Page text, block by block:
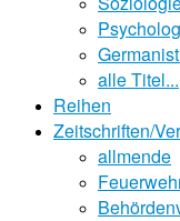
alle Titel...
Reihen
Zeitschriften/
allmende